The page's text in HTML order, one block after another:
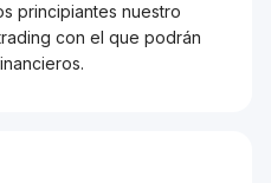
principiantes nuestro
con el que podrán